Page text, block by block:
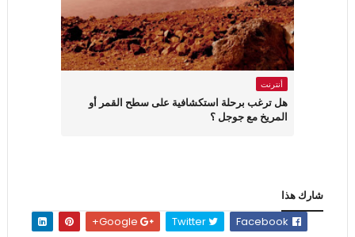
أنترنت
هل ترغب برحلة استكشافية على سطح القمر أو
المريخ مع جوجل ؟
شارك هذا
Twitter